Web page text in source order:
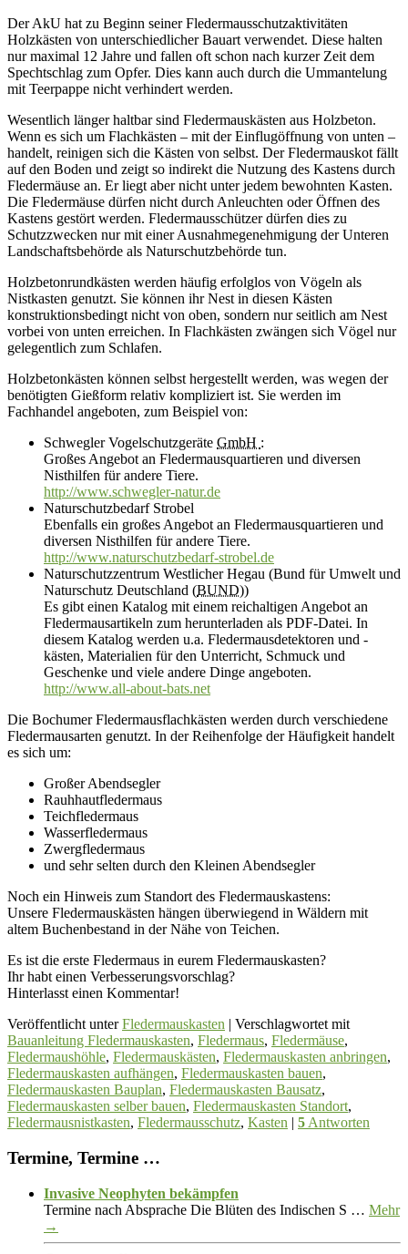
Der AkU hat zu Beginn seiner Fledermausschutzaktivitäten
Holzkästen von unterschiedlicher Bauart verwendet. Diese halten
nur maximal 12 Jahre und fallen oft schon nach kurzer Zeit dem
Spechtschlag zum Opfer. Dies kann auch durch die Ummantelung
mit Teerpappe nicht verhindert werden.
Wesentlich länger haltbar sind Fledermauskästen aus Holzbeton.
Wenn es sich um Flachkästen – mit der Einflugöffnung von unten –
handelt, reinigen sich die Kästen von selbst. Der Fledermauskot fällt
auf den Boden und zeigt so indirekt die Nutzung des Kastens durch
Fledermäuse an. Er liegt aber nicht unter jedem bewohnten Kasten.
Die Fledermäuse dürfen nicht durch Anleuchten oder Öffnen des
Kastens gestört werden. Fledermausschützer dürfen dies zu
Schutzzwecken nur mit einer Ausnahmegenehmigung der Unteren
Landschaftsbehörde als Naturschutzbehörde tun.
Holzbetonrundkästen werden häufig erfolglos von Vögeln als
Nistkasten genutzt. Sie können ihr Nest in diesen Kästen
konstruktionsbedingt nicht von oben, sondern nur seitlich am Nest
vorbei von unten erreichen. In Flachkästen zwängen sich Vögel nur
gelegentlich zum Schlafen.
Holzbetonkästen können selbst hergestellt werden, was wegen der
benötigten Gießform relativ kompliziert ist. Sie werden im
Fachhandel angeboten, zum Beispiel von:
Schwegler Vogelschutzgeräte GmbH :
Großes Angebot an Fledermausquartieren und diversen
Nisthilfen für andere Tiere.
http://www.schwegler-natur.de
Naturschutzbedarf Strobel
Ebenfalls ein großes Angebot an Fledermausquartieren und
diversen Nisthilfen für andere Tiere.
http://www.naturschutzbedarf-strobel.de
Naturschutzzentrum Westlicher Hegau (Bund für Umwelt und
Naturschutz Deutschland (BUND))
Es gibt einen Katalog mit einem reichaltigen Angebot an
Fledermausartikeln zum herunterladen als PDF-Datei. In
diesem Katalog werden u.a. Fledermausdetektoren und -
kästen, Materialien für den Unterricht, Schmuck und
Geschenke und viele andere Dinge angeboten.
http://www.all-about-bats.net
Die Bochumer Fledermausflachkästen werden durch verschiedene
Fledermausarten genutzt. In der Reihenfolge der Häufigkeit handelt
es sich um:
Großer Abendsegler
Rauhhautfledermaus
Teichfledermaus
Wasserfledermaus
Zwergfledermaus
und sehr selten durch den Kleinen Abendsegler
Noch ein Hinweis zum Standort des Fledermauskastens:
Unsere Fledermauskästen hängen überwiegend in Wäldern mit
altem Buchenbestand in der Nähe von Teichen.
Es ist die erste Fledermaus in eurem Fledermauskasten?
Ihr habt einen Verbesserungsvorschlag?
Hinterlasst einen Kommentar!
Veröffentlicht unter Fledermauskasten
Verschlagwortet mit
Bauanleitung Fledermauskasten, Fledermaus, Fledermäuse,
Fledermaushöhle, Fledermauskästen, Fledermauskasten anbringen,
Fledermauskasten aufhängen, Fledermauskasten bauen,
Fledermauskasten Bauplan, Fledermauskasten Bausatz,
Fledermauskasten selber bauen, Fledermauskasten Standort,
Fledermausnistkasten, Fledermausschutz, Kasten 5Antworten
Termine, Termine …
Invasive Neophyten bekämpfen
Termine nach Absprache Die Blüten des Indischen S … Mehr
→